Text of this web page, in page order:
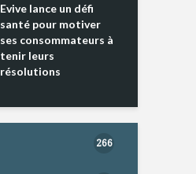
Evive lance un défi
santé pour motiver
ses consommateurs à
tenir leurs
résolutions
266